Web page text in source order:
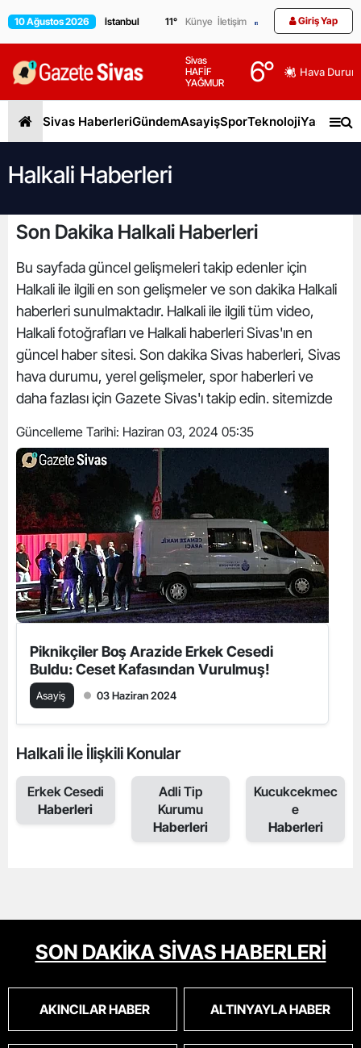
10 Ağustos 2026 11° Künye İletişim Giriş Yap
Sivas
HAFİF
YAĞMUR
6° Hava
Sivas HaberleriGündemAsayişSporTeknolojiYaşam
Halkali Haberleri
Son Dakika Halkali Haberleri
Bu sayfada güncel gelişmeleri takip edenler için
Halkali ile ilgili en son gelişmeler ve son dakika Halkali
haberleri sunulmaktadır. Halkali ile ilgili tüm video,
Halkali fotoğrafları ve Halkali haberleri Sivas'ın en
güncel haber sitesi. Son dakika Sivas haberleri, Sivas
hava durumu, yerel gelişmeler, spor haberleri ve
daha fazlası için Gazete Sivas'ı takip edin. sitemizde
Güncelleme Tarihi: Haziran 03, 2024 05:35
Piknikçiler Boş Arazide Erkek Cesedi
Buldu: Ceset Kafasından Vurulmuş!
Asayiş 03 Haziran 2024
Halkali İle İlişkili Konular
Erkek Cesedi
Haberleri
Adli Tip
Kurumu
Haberleri
Kucukcekmec
e
Haberleri
SON DAKİKA SİVAS HABERLERİ
AKINCILAR HABER ALTINYAYLA HABER